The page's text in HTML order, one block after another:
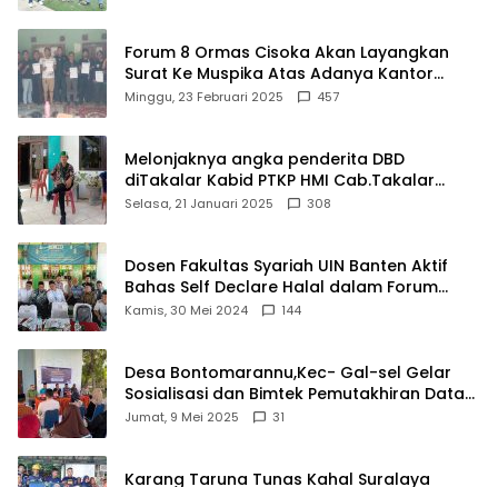
Forum 8 Ormas Cisoka Akan Layangkan
Surat Ke Muspika Atas Adanya Kantor
Matel di Cisoka
Minggu, 23 Februari 2025 457
Melonjaknya angka penderita DBD
diTakalar Kabid PTKP HMI Cab.Takalar
angkat bicara
Selasa, 21 Januari 2025 308
Dosen Fakultas Syariah UIN Banten Aktif
Bahas Self Declare Halal dalam Forum
Ijtima Ulama MUI
Kamis, 30 Mei 2024 144
Desa Bontomarannu,Kec- Gal-sel Gelar
Sosialisasi dan Bimtek Pemutakhiran Data
ID
Jumat, 9 Mei 2025 31
Karang Taruna Tunas Kahal Suralaya